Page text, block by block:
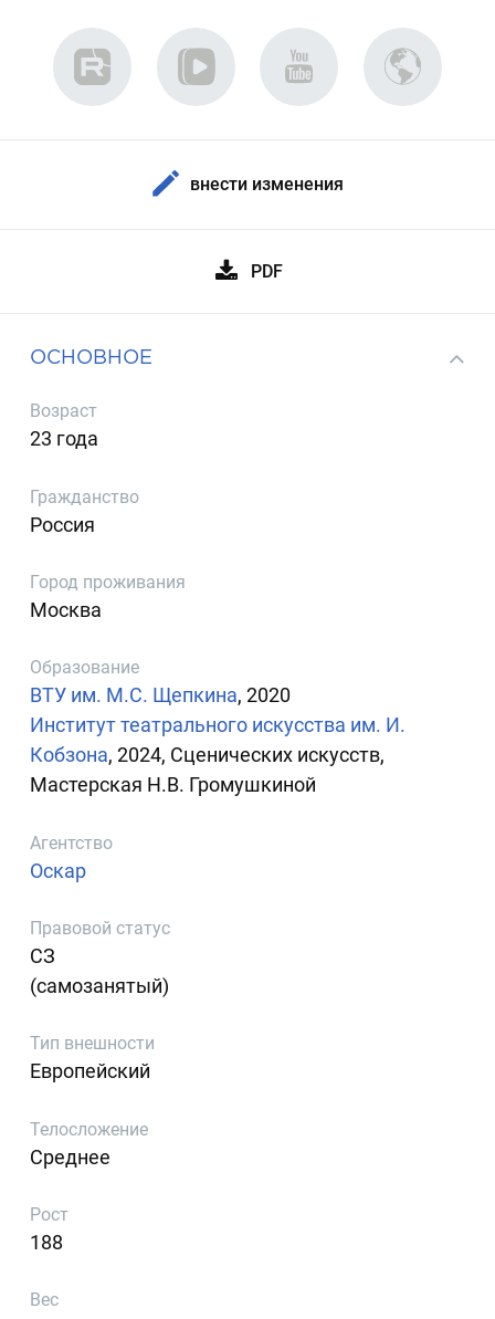
внести изменения
PDF
ОСНОВНОЕ
Возраст
23 года
Гражданство
Россия
Город проживания
Москва
Образование
ВТУ им. М.С. Щепкина, 2020
Институт театрального искусства им. И.
Кобзона, 2024, Сценических искусств,
Мастерская Н.В. Громушкиной
Агентство
Оскар
Правовой статус
СЗ
(самозанятый)
Тип внешности
Европейский
Телосложение
Среднее
Рост
188
Вес